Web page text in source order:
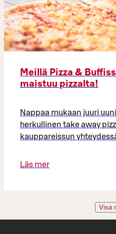
Meillä Pizza &
maistuu pizzalta!
Nappaa mukaan juuri
herkullinen take away
kauppareissun
Läs mer
Visa